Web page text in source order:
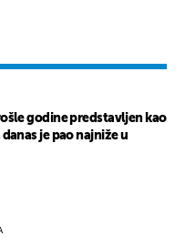
godine predstavljen kao
je pao najniže u